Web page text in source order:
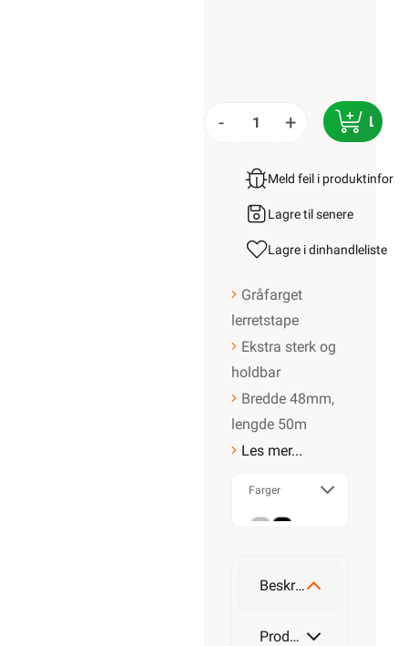
- +
Meld feil i
Lagre til senere
Lagre i dinhandleliste
Gråfarget
lerretstape
Ekstra sterk og
holdbar
Bredde 48mm,
lengde 50m
Les mer...
Farger
Grå Sort
Beskrivelse
Produktdetaljer